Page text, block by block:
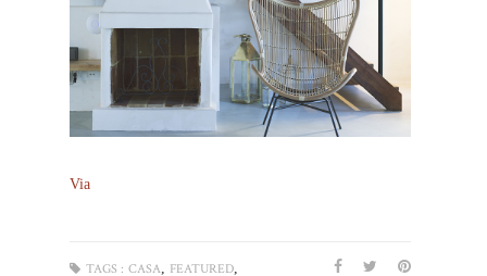
Via
TAGS : CASA, FEATURED,